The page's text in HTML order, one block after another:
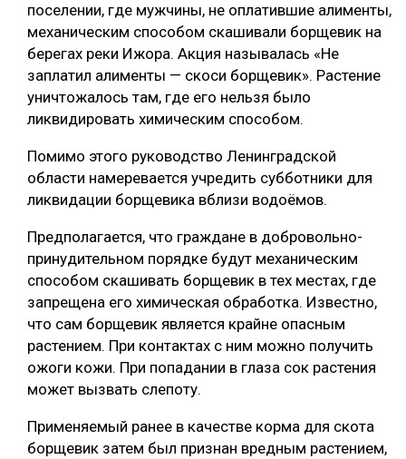
ДЕРЕВЯННОЕ ДОМОСТРОЕНИЕ
БЕЗОПАСНОЕ ПРОИЗВОДСТВО
СОРТИРОВКА ДРЕВЕСИНЫ
поселении, где мужчины, не оплатившие алименты,
механическим способом скашивали борщевик на
берегах реки Ижора. Акция называлась «Не
заплатил алименты — скоси борщевик». Растение
уничтожалось там, где его нельзя было
ликвидировать химическим способом.
Помимо этого руководство Ленинградской
области намеревается учредить субботники для
ликвидации борщевика вблизи водоёмов.
Предполагается, что граждане в добровольно-
принудительном порядке будут механическим
способом скашивать борщевик в тех местах, где
запрещена его химическая обработка. Известно,
что сам борщевик является крайне опасным
растением. При контактах с ним можно получить
ожоги кожи. При попадании в глаза сок растения
может вызвать слепоту.
Применяемый ранее в качестве корма для скота
борщевик затем был признан вредным растением,